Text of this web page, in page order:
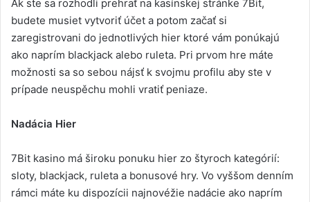
Ak ste sa rozhodli prehrať na kasínskej stránke 7Bit,
budete musiet vytvoriť účet a potom začať si
zaregistrovani do jednotlivých hier ktoré vám ponúkajú
ako naprím blackjack alebo ruleta. Pri prvom hre máte
možnosti sa so sebou nájsť k svojmu profilu aby ste v
prípade neuspěchu mohli vratiť peniaze.
Nadácia Hier
7Bit kasino má široku ponuku hier zo štyroch kategórií:
sloty, blackjack, ruleta a bonusové hry. Vo vyššom denním
rámci máte ku dispozícii najnovéžie nadácie ako naprím